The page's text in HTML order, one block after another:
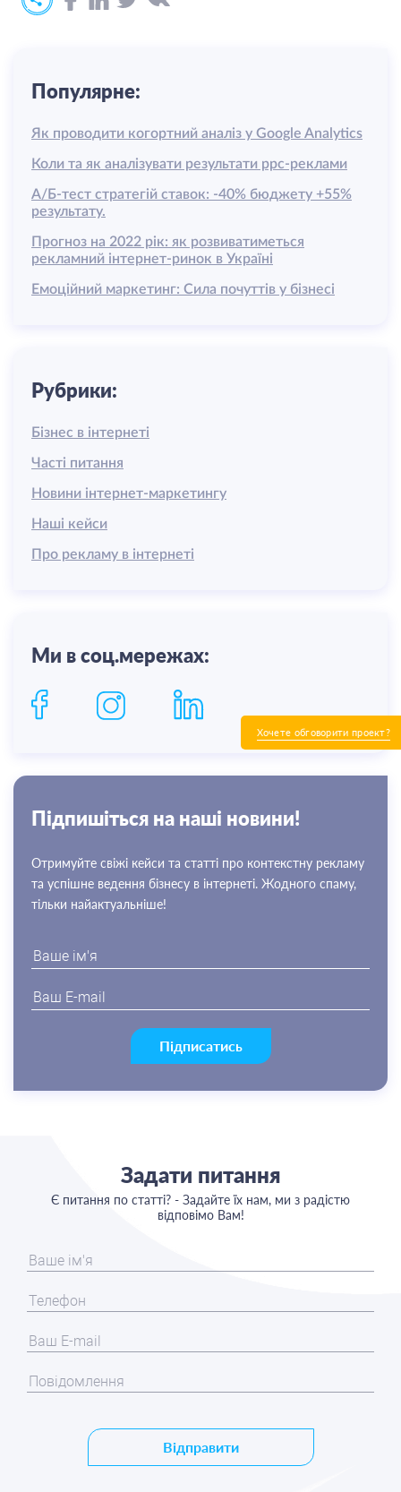
Хочете обговорити проект?
Популярне:
Як проводити когортний аналіз у Google Analytics
Коли та як аналізувати результати ррс-реклами
А/Б-тест стратегій ставок: -40% бюджету +55%
результату.
Прогноз на 2022 рік: як розвиватиметься
рекламний інтернет-ринок в Україні
Емоційний маркетинг: Сила почуттів у бізнесі
Рубрики:
Бізнес в інтернеті
Часті питання
Новини інтернет-маркетингу
Наші кейси
Про рекламу в інтернеті
Ми в соц.мережах:
Пiдпишiться на нашi новини!
Отримуйте свіжі кейси та статті про контекстну рекламу
та успішне ведення бізнесу в інтернеті. Жодного спаму,
тільки найактуальніше!
Підписатись
Задати питання
Є питання по статті? - Задайте їх нам, ми з радістю
відповімо Вам!
Відправити